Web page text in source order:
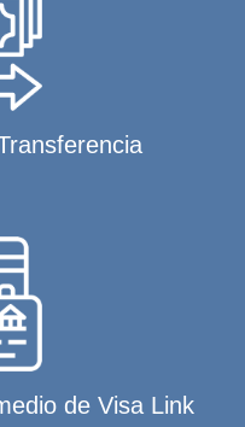
de Visa Link